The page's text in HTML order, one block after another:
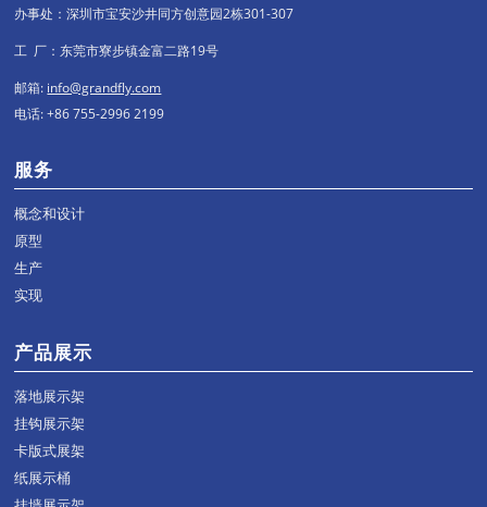
办事处：深圳市宝安沙井同方创意园2栋301-307
工 厂：东莞市寮步镇金富二路19号
邮箱: info@grandfly.com
电话: +86 755-2996 2199
服务
概念和设计
原型
生产
实现
产品展示
落地展示架
挂钩展示架
卡版式展架
纸展示桶